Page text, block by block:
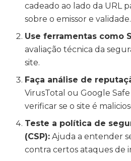
cadeado ao lado da URL
sobre o emissor e validade.
Use ferramentas como
avaliação técnica da
site.
Faça análise de
VirusTotal ou Google
verificar se o site é
Teste a política de
(CSP): Ajuda a entender
contra certos ataques de